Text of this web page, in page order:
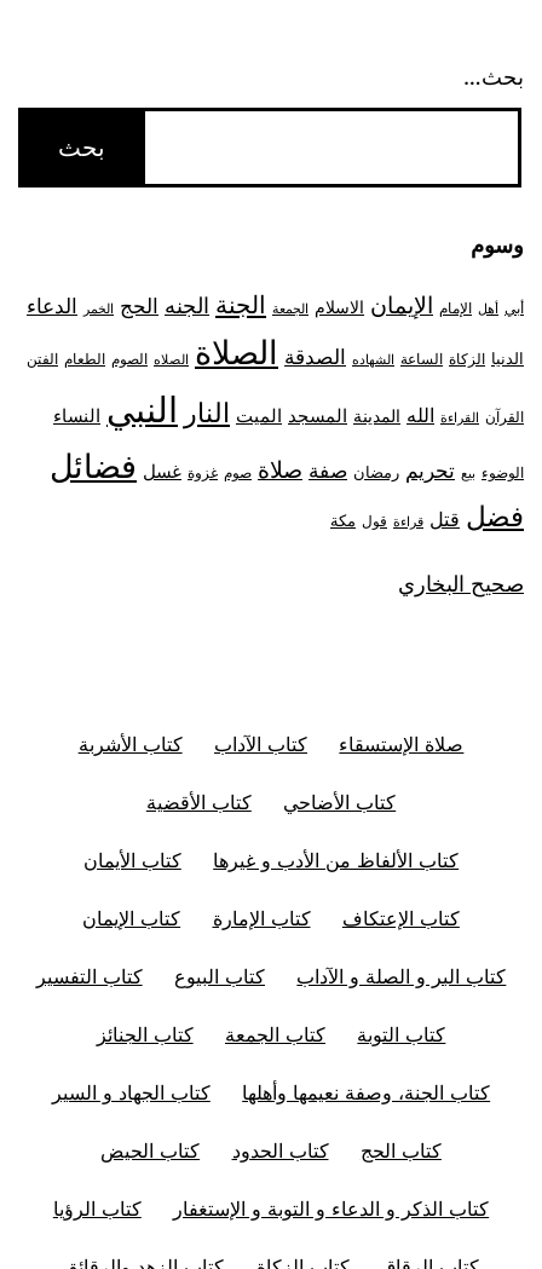
بحث…
وسوم
أبي أهل الإمام الإيمان الاسلام الجمعة الجنة الجنه الحج الخمر الدعاء
الدنيا الزكاة الساعة الشهاده الصدقة الصلاة الصلاه الصوم الطعام الفتن
القرآن القراءة الله المدينة المسجد الميت النار النبي النساء
الوضوء بيع تحريم رمضان صفة صلاة صوم غزوة غسل فضائل
فضل قتل قراءة قول مكة
صحيح البخاري
صلاة الإستسقاء كتاب الآداب كتاب الأشربة
كتاب الأضاحي كتاب الأقضية
كتاب الألفاظ من الأدب و غيرها كتاب الأيمان
كتاب الإعتكاف كتاب الإمارة كتاب الإيمان
كتاب البر و الصلة و الآداب كتاب البيوع كتاب التفسير
كتاب التوبة كتاب الجمعة كتاب الجنائز
كتاب الجنة، وصفة نعيمها وأهلها كتاب الجهاد و السير
كتاب الحج كتاب الحدود كتاب الحيض
كتاب الذكر و الدعاء و التوبة و الإستغفار كتاب الرؤيا